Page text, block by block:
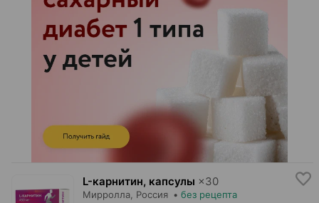
L-карнитин, капсулы ×30
Мирролла , Россия • без рецепта